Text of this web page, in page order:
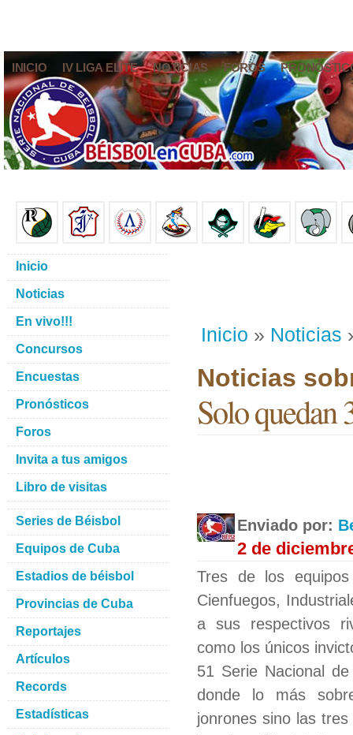
INICIO IV LIGA ELITE NOTICIAS FOROS
Inicio » Noticias
Noticias
Solo quedan
Enviado por:
2 de
Tres de los
Cienfuegos,
a sus respectivos
como los únicos
51 Serie Nacional
donde lo más
jonrones sino las
Inicio
Noticias
En vivo!!!
Concursos
Encuestas
Pronósticos
Foros
Invita a tus amigos
Libro de visitas
Series de Béisbol
Equipos de Cuba
Estadios de béisbol
Provincias de Cuba
Reportajes
Artículos
Records
Estadísticas